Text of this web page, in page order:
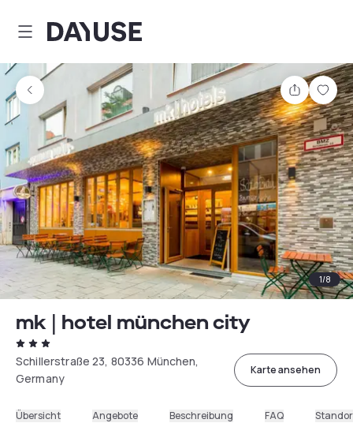
Dayuse
Teilen
1/8
mk | hotel münchen city
Schillerstraße 23, 80336 München,
Germany
Karte ansehen
Übersicht Angebote Beschreibung FAQ